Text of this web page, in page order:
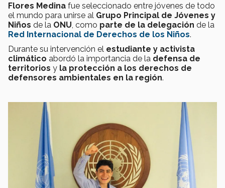
Flores Medina fue seleccionado entre jóvenes de todo
el mundo para unirse al Grupo Principal de Jóvenes y
Niños de la ONU , como parte de la delegación de la
Red Internacional de Derechos de los Niños.
Durante su intervención el estudiante y activista
climático abordó la importancia de la defensa de
territorios y la protección a los derechos de
defensores ambientales en la región.